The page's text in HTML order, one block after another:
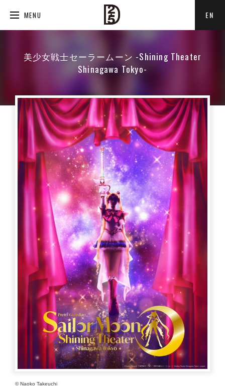
MENU EN
美少女戦士セーラームーン -Shining Theater
Shinagawa Tokyo-
© Naoko Takeuchi